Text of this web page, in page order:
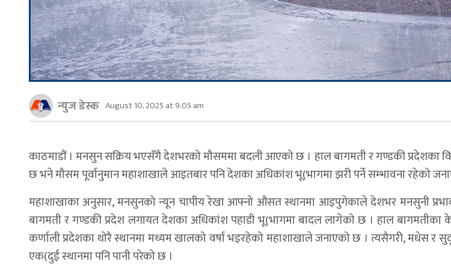
न्युज डेस्क August 10, 2025 at 9:05 am
काठमाडौं । मनसुन सक्रिय भएसँगै देशभरको मौसममा बदली आएको छ । हाल बागमती र गण्डकी प्रदेशका
छ भने मौसम पूर्वानुमान महाशाखाले आइतबार पनि देशका अधिकांश भू(भागमा झरी पर्ने सम्भावना रहेको
महाशाखाका अनुसार, मनसुनको न्यून चापीय रेखा आफ्नो औसत स्थानमा आइपुगेकाले देशभर मनसुनी
बागमती र गण्डकी प्रदेश लगायत देशका अधिकांश पहाडी भू(भागमा बादल लागेको छ । हाल बागमतीका
कर्णाली प्रदेशका थोरै स्थानमा मध्यम खालको वर्षा भइरहेको महाशाखाले जनाएको छ । त्यसैगरी, मधेस र
एक(दुई स्थानमा पनि पानी परेको छ ।